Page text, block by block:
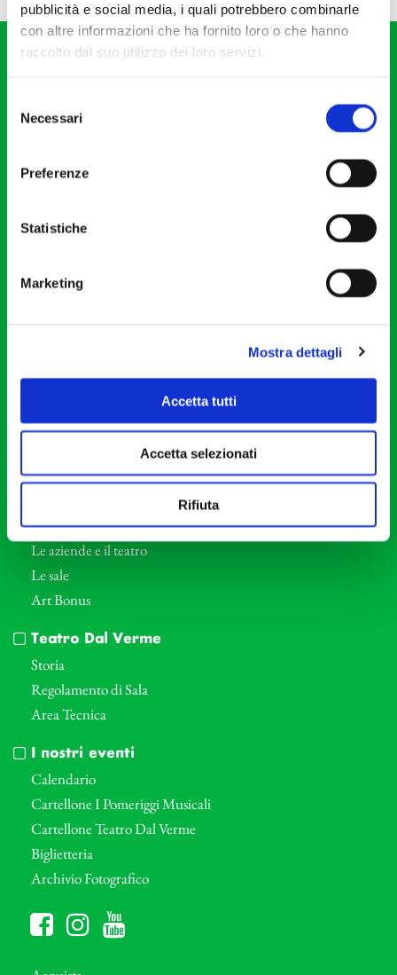
pubblicità e social media, i quali potrebbero combinarle
con altre informazioni che ha fornito loro o che hanno
raccolto dal suo utilizzo dei loro servizi.
delNecessari
Preferenze
Statistiche
Marketing
Mostra dettagli
Accetta tutti
Accetta selezionati
Rifiuta
Via S. Giovanni sul Muro, 2
Cod. Fisc. 80078650159
Orchestra I Pomeriggi Musicali
Direttore Artistico
Professori d’Orchestra
Eventi Corporate
Le aziende e il teatro
Le sale
Art Bonus
Teatro Dal Verme
Storia
Regolamento di Sala
Area Tecnica
I nostri eventi
Calendario
Cartellone I Pomeriggi Musicali
Cartellone Teatro Dal Verme
Biglietteria
Archivio Fotografico